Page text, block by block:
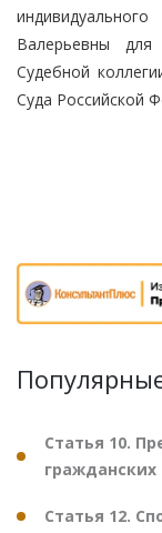
Валерьевны для
Судебной
Суда Российской
Статья 10.
гражданских
Статья 12.